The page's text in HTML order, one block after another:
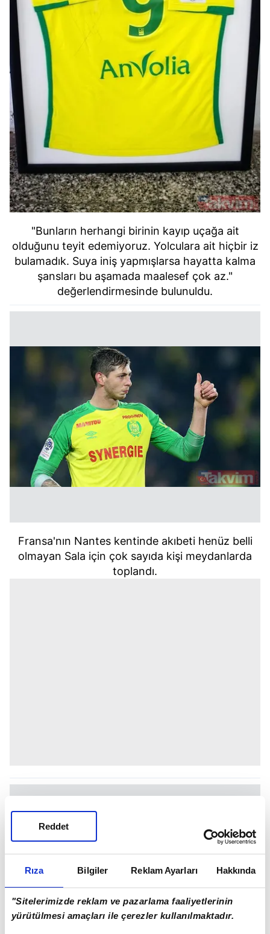
Rıza Bilgiler Reklam Ayarları Hakkında
"Sitelerimizde reklam ve pazarlama faaliyetlerinin
yürütülmesi amaçları ile çerezler kullanılmaktadır.
Reddet
"Bunların herhangi birinin kayıp uçağa ait
olduğunu teyit edemiyoruz. Yolculara ait hiçbir iz
bulamadık. Suya iniş yapmışlarsa hayatta kalma
şansları bu aşamada maalesef çok az."
değerlendirmesinde bulunuldu.
Fransa'nın Nantes kentinde akıbeti henüz belli
olmayan Sala için çok sayıda kişi meydanlarda
toplandı.